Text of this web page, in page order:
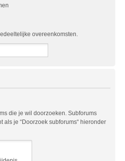
overeenkomsten.
die je wil doorzoeken. Subforums
als je “Doorzoek subforums“ hieronder